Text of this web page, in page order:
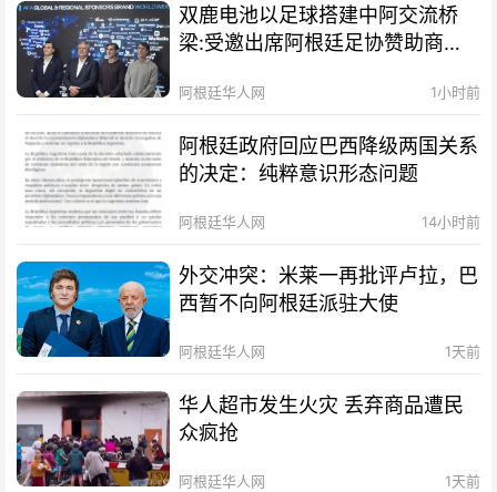
双鹿电池以足球搭建中阿交流桥
梁:受邀出席阿根廷足协赞助商招
阿根廷华人网 1小时前
阿根廷政府回应巴西降级两国关系
的决定：纯粹意识形态问题
阿根廷华人网 14小时前
外交冲突：米莱一再批评卢拉，巴
西暂不向阿根廷派驻大使
阿根廷华人网 1天前
华人超市发生火灾 丢弃商品遭民
众疯抢
阿根廷华人网 1天前